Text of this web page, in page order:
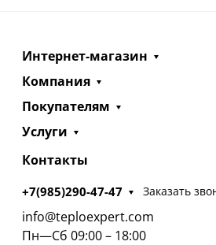
Интернет-магазин
Компания
Покупателям
Услуги
Контакты
+7(985)290-47-47 Заказать
info@teploexpert.com
Пн—Сб 09:00 – 18:00